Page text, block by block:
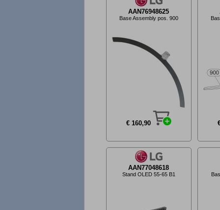
AAN76948625
Base Assembly pos. 900
€ 160,90
AAN77048618
Stand OLED 55-65 B1